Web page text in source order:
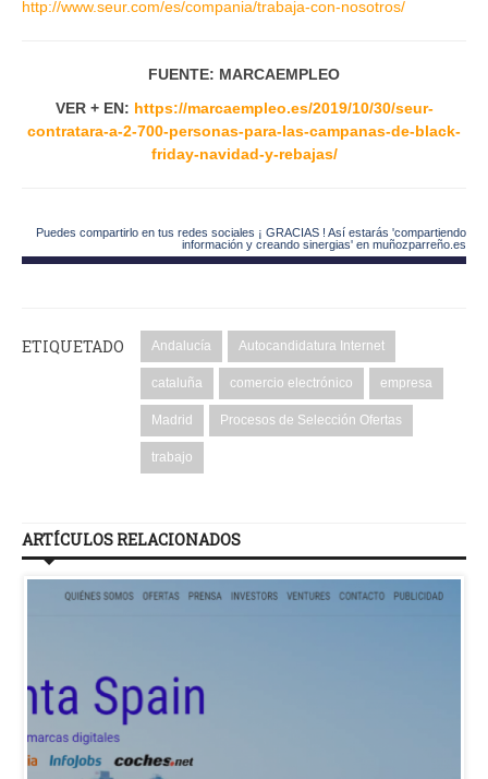
http://www.seur.com/es/compania/trabaja-con-nosotros/
FUENTE: MARCAEMPLEO
VER + EN: https://marcaempleo.es/2019/10/30/seur-
contratara-a-2-700-personas-para-las-campanas-de-black-
friday-navidad-y-rebajas/
Puedes compartirlo en tus redes sociales ¡ GRACIAS ! Así estarás 'compartiendo
información y creando sinergias' en muñozparreño.es
ETIQUETADO Andalucía Autocandidatura Internet
cataluña comercio electrónico empresa
Madrid Procesos de Selección Ofertas
trabajo
ARTÍCULOS RELACIONADOS